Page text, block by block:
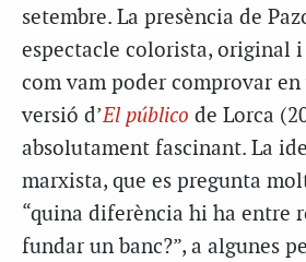
setembre. La presència de
espectacle colorista, original
com vam poder comprovar en
versió d’El público de Lorca
absolutament fascinant. La
marxista, que es pregunta
“quina diferència hi ha entre
fundar un banc?”, a algunes